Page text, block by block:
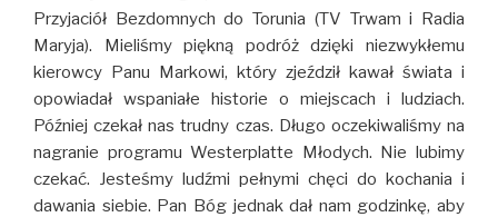
Przyjaciół Bezdomnych do Torunia (TV Trwam i Radia
Maryja). Mieliśmy piękną podróż dzięki niezwykłemu
kierowcy Panu Markowi, który zjeździł kawał świata i
opowiadał wspaniałe historie o miejscach i ludziach.
Później czekał nas trudny czas. Długo oczekiwaliśmy na
nagranie programu Westerplatte Młodych. Nie lubimy
czekać. Jesteśmy ludźmi pełnymi chęci do kochania i
dawania siebie. Pan Bóg jednak dał nam godzinkę, aby